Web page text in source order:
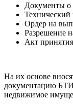
Документы о
Технический
Ордер на
Разрешение
Акт
На их основе
документацию БТИ
недвижимое